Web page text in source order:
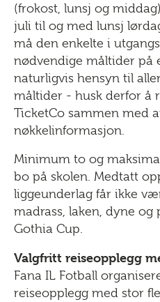
(frokost, lunsj og
juli til og med lunsj
må den enkelte i
nødvendige måltider på
naturligvis hensyn til
måltider - husk derfor å
TicketCo sammen med
nøkkelinformasjon.
Minimum to og
bo på skolen. Medtatt
liggeunderlag får ikke
madrass, laken, dyne og
Gothia Cup.
Valgfritt reiseopplegg
Fana IL Fotball
reiseopplegg med stor